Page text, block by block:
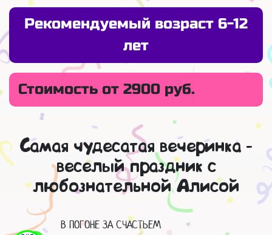
Рекомендуемый возраст 6-12
лет
Стоимость от 2900 руб.
Самая чудесатая вечеринка -
веселый праздник с
любознательной Алисой
В ПОГОНЕ ЗА СЧАСТЬЕМ